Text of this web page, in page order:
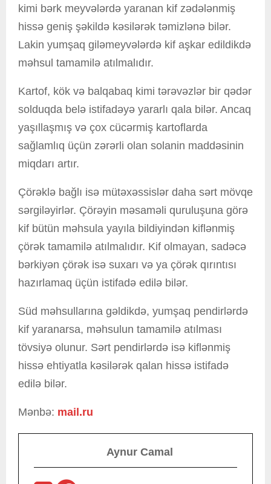
kimi bərk meyvələrdə yaranan kif zədələnmiş
hissə geniş şəkildə kəsilərək təmizlənə bilər.
Lakin yumşaq giləmeyvələrdə kif aşkar edildikdə
məhsul tamamilə atılmalıdır.
Kartof, kök və balqabaq kimi tərəvəzlər bir qədər
solduqda belə istifadəyə yararlı qala bilər. Ancaq
yaşıllaşmış və çox cücərmiş kartoflarda
sağlamlıq üçün zərərli olan solanin maddəsinin
miqdarı artır.
Çörəklə bağlı isə mütəxəssislər daha sərt mövqe
sərgiləyirlər. Çörəyin məsaməli quruluşuna görə
kif bütün məhsula yayıla bildiyindən kiflənmiş
çörək tamamilə atılmalıdır. Kif olmayan, sadəcə
bərkiyən çörək isə suxarı və ya çörək qırıntısı
hazırlamaq üçün istifadə edilə bilər.
Süd məhsullarına gəldikdə, yumşaq pendirlərdə
kif yaranarsa, məhsulun tamamilə atılması
tövsiyə olunur. Sərt pendirlərdə isə kiflənmiş
hissə ehtiyatla kəsilərək qalan hissə istifadə
edilə bilər.
Mənbə: mail.ru
Aynur Camal